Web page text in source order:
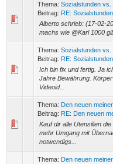
Thema: Sozialstunden vs.
Beitrag: RE:
Alberto schrieb: (17-02-
machs wie @Karl 1000
Thema: Sozialstunden vs.
Beitrag: RE:
Ich bin fix und fertig. Ja
Jahre Bewährung.
Videoid...
Thema: Den neuen
Beitrag: RE: Den neuen
Kauf dir alle Utensilien
mehr Umgang mit
notwendigs...
Thema: Den neuen